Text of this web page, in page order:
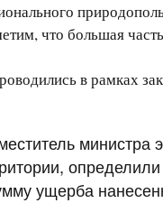
что большая
в рамках
министра
ущерба